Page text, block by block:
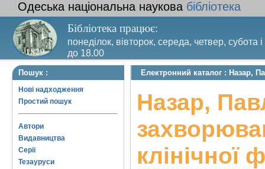
Одеська національна наукова бібліотека
Бібліотека працює:
понеділок, вівторок, середа, четвер, субота
до 18.00
Вихідний день – п’ятниця. Останній четвер
Пошук :
Нові надходження
Простий пошук
Автори
Видавництва
Серії
Тезауруси
Електронний каталог : Назар,
Назар,
клінічної